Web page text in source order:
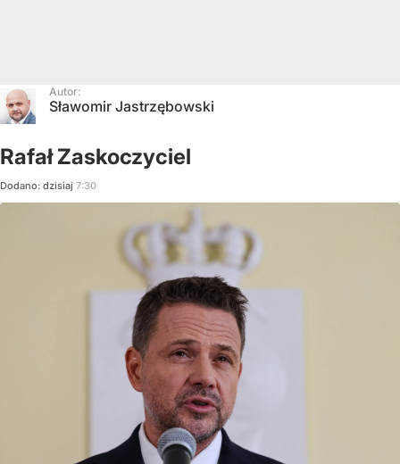
Autor:
Sławomir Jastrzębowski
Rafał Zaskoczyciel
Dodano: dzisiaj 7:30